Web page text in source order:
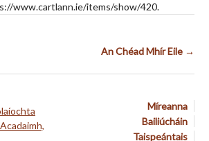
www.cartlann.ie/items/show/420.
An Chéad Mhír Eile →
Míreanna
Bailiúcháin
Taispeántais